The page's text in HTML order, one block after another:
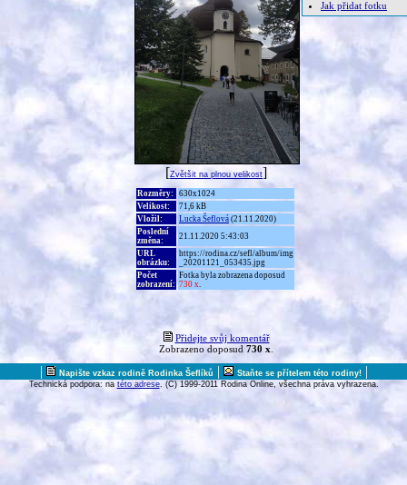
[Zvětšit na plnou velikost]
Rozměry:
630x1024
Velikost:
71,6 kB
Vložil:
Lucka Šeflová (21.11.2020)
Poslední
změna:
21.11.2020 5:43:03
URL
obrázku:
https://rodina.cz/sefl/album/img
_20201121_053435.jpg
Počet
zobrazení:
Fotka byla zobrazena doposud
730 x.
Přidejte svůj komentář
Zobrazeno doposud 730 x
Jak přidat fotku
| Napište vzkaz rodině Rodinka Šeflíků | Staňte se přítelem této rodiny!|
Technická podpora: na této adrese. (C) 1999-2011 Rodina Online, všechna práva vyhrazena.